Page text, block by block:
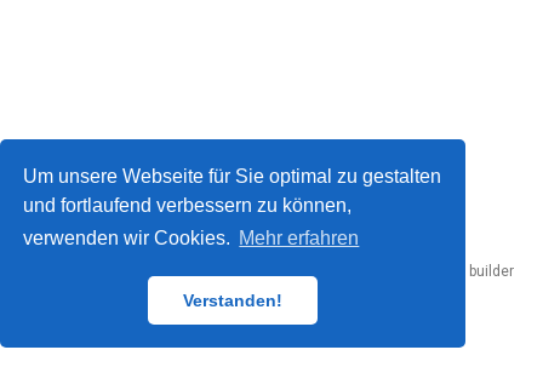
Um unsere Webseite für Sie optimal zu gestalten
und fortlaufend verbessern zu können,
verwenden wir Cookies. Mehr erfahren
Verstanden!
© 2026 Sandra Parsick.
website builder
that empowers creators.